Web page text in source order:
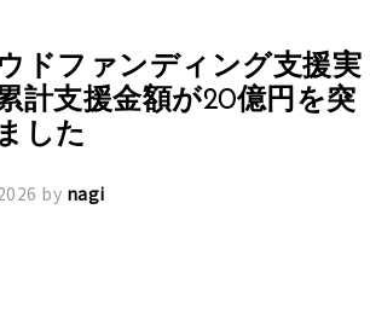
ドファンディング支援実
計支援金額が20億円を突
した
by nagi